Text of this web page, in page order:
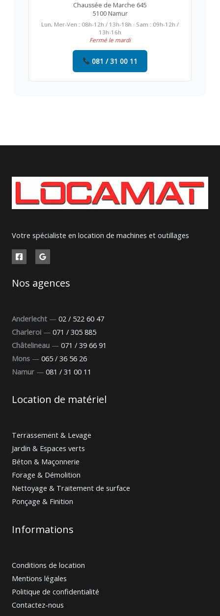
Chaussée de Marche 645
5100 Namur
Lun, Mer-Ven : 08h-12h / 13h-18h · Sam : 09h-12h /
13h-16h
Fermé le mardi
081 / 31 00 11
Votre spécialiste en location de machines et outillages
Nos agences
Anderlecht — 02 / 522 60 47
Charleroi — 071 / 305 885
Châtelineau — 071 / 39 66 91
Mons — 065 / 36 56 26
Namur — 081 / 31 00 11
Location de matériel
Terrassement & Levage
Jardin & Espaces verts
Béton & Maçonnerie
Forage & Démolition
Nettoyage & Traitement de surface
Ponçage & Finition
Informations
Conditions de location
Mentions légales
Politique de confidentialité
Contactez-nous